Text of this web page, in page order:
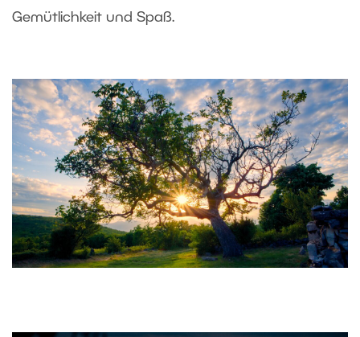
Gemütlichkeit und Spaß.